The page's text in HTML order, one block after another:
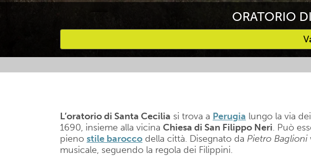
ORATORIO
Attività preferite
L’oratorio di Santa Cecilia si trova a Perugia lungo la via
1690, insieme alla vicina Chiesa di San Filippo Neri. Può
pieno stile barocco della città. Disegnato da Pietro Baglioni
musicale, seguendo la regola dei Filippini.